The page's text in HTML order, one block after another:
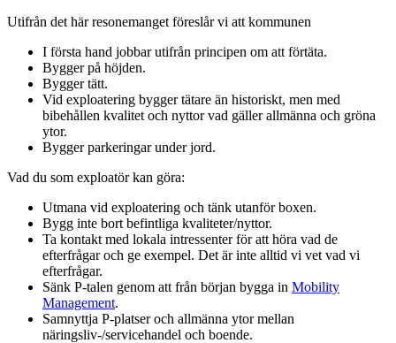
Utifrån det här resonemanget föreslår vi att kommunen
I första hand jobbar utifrån principen om att förtäta.
Bygger på höjden.
Bygger tätt.
Vid exploatering bygger tätare än historiskt, men med
bibehållen kvalitet och nyttor vad gäller allmänna och gröna
ytor.
Bygger parkeringar under jord.
Vad du som exploatör kan göra:
Utmana vid exploatering och tänk utanför boxen.
Bygg inte bort befintliga kvaliteter/nyttor.
Ta kontakt med lokala intressenter för att höra vad de
efterfrågar och ge exempel. Det är inte alltid vi vet vad vi
efterfrågar.
Sänk P-talen genom att från början bygga in Mobility
Management.
Samnyttja P-platser och allmänna ytor mellan
näringsliv-/servicehandel och boende.